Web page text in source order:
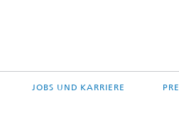
JOBS UND KARRIERE